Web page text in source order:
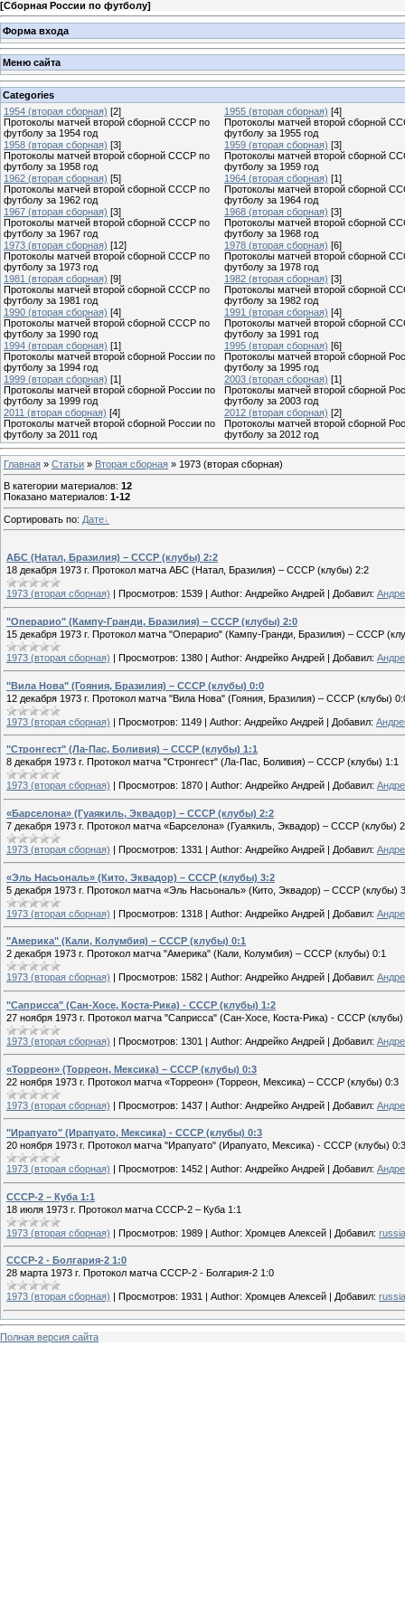
[Сборная России по футболу]
Форма входа
Меню сайта
Categories
1954 (вторая сборная) [2]
Протоколы матчей второй сборной СССР по
футболу за 1954 год
1955 (вторая сборная) [4]
Протоколы матчей второй сборной
футболу за 1955 год
1958 (вторая сборная) [3]
Протоколы матчей второй сборной СССР по
футболу за 1958 год
1959 (вторая сборная) [3]
Протоколы матчей второй сборной
футболу за 1959 год
1962 (вторая сборная) [5]
Протоколы матчей второй сборной СССР по
футболу за 1962 год
1964 (вторая сборная) [1]
Протоколы матчей второй сборной
футболу за 1964 год
1967 (вторая сборная) [3]
Протоколы матчей второй сборной СССР по
футболу за 1967 год
1968 (вторая сборная) [3]
Протоколы матчей второй сборной
футболу за 1968 год
1973 (вторая сборная) [12]
Протоколы матчей второй сборной СССР по
футболу за 1973 год
1978 (вторая сборная) [6]
Протоколы матчей второй сборной
футболу за 1978 год
1981 (вторая сборная) [9]
Протоколы матчей второй сборной СССР по
футболу за 1981 год
1982 (вторая сборная) [3]
Протоколы матчей второй сборной
футболу за 1982 год
1990 (вторая сборная) [4]
Протоколы матчей второй сборной СССР по
футболу за 1990 год
1991 (вторая сборная) [4]
Протоколы матчей второй сборной
футболу за 1991 год
1994 (вторая сборная) [1]
Протоколы матчей второй сборной России по
футболу за 1994 год
1995 (вторая сборная) [6]
Протоколы матчей второй сборной
футболу за 1995 год
1999 (вторая сборная) [1]
Протоколы матчей второй сборной России по
футболу за 1999 год
2003 (вторая сборная) [1]
Протоколы матчей второй сборной
футболу за 2003 год
2011 (вторая сборная) [4]
Протоколы матчей второй сборной России по
футболу за 2011 год
2012 (вторая сборная) [2]
Протоколы матчей второй сборной
футболу за 2012 год
Главная » Статьи » Вторая сборная » 1973 (вторая сборная)
В категории материалов: 12
Показано материалов: 1-12
Сортировать по: Дате
АБС (Натал, Бразилия) – СССР (клубы) 2:2
18 декабря 1973 г. Протокол матча АБС (Натал, Бразилия) – СССР (клубы) 2:2
1973 (вторая сборная) Просмотров: 1539 Author: Андрейко Андрей Добавил:
"Операрио" (Кампу-Гранди, Бразилия) – СССР (клубы) 2:0
15 декабря 1973 г. Протокол матча "Операрио" (Кампу-Гранди, Бразилия) – СССР
1973 (вторая сборная) | Просмотров: 1380 | Author: Андрейко Андрей | Добавил:
"Вила Нова" (Гояния, Бразилия) – СССР (клубы) 0:0
12 декабря 1973 г. Протокол матча "Вила Нова" (Гояния, Бразилия) – СССР (клубы)
1973 (вторая сборная) | Просмотров: 1149 | Author: Андрейко Андрей | Добавил:
"Стронгест" (Ла-Пас, Боливия) – СССР (клубы) 1:1
8 декабря 1973 г. Протокол матча "Стронгест" (Ла-Пас, Боливия) – СССР (клубы) 1:1
1973 (вторая сборная) Просмотров: 1870 Author: Андрейко Андрей Добавил:
«Барселона» (Гуаякиль, Эквадор) – СССР (клубы) 2:2
7 декабря 1973 г. Протокол матча «Барселона» (Гуаякиль, Эквадор) – СССР (клубы)
1973 (вторая сборная) | Просмотров: 1331 | Author: Андрейко Андрей | Добавил:
«Эль Насьональ» (Кито, Эквадор) – СССР (клубы) 3:2
5 декабря 1973 г. Протокол матча «Эль Насьональ» (Кито, Эквадор) – СССР (клубы)
1973 (вторая сборная) | Просмотров: 1318 | Author: Андрейко Андрей | Добавил:
"Америка" (Кали, Колумбия) – СССР (клубы) 0:1
2 декабря 1973 г. Протокол матча "Америка" (Кали, Колумбия) – СССР (клубы) 0:1
1973 (вторая сборная) Просмотров: 1582 Author: Андрейко Андрей Добавил:
"Саприсса" (Сан-Хосе, Коста-Рика) - СССР (клубы) 1:2
27 ноября 1973 г. Протокол матча "Саприсса" (Сан-Хосе, Коста-Рика) - СССР (клубы)
1973 (вторая сборная) | Просмотров: 1301 | Author: Андрейко Андрей | Добавил:
«Торреон» (Торреон, Мексика) – СССР (клубы) 0:3
22 ноября 1973 г. Протокол матча «Торреон» (Торреон, Мексика) – СССР (клубы) 0:3
1973 (вторая сборная) | Просмотров: 1437 | Author: Андрейко Андрей | Добавил:
"Ирапуато" (Ирапуато, Мексика) - СССР (клубы) 0:3
20 ноября 1973 г. Протокол матча "Ирапуато" (Ирапуато, Мексика) - СССР (клубы) 0:3
1973 (вторая сборная) | Просмотров: 1452 | Author: Андрейко Андрей | Добавил:
СССР-2 – Куба 1:1
18 июля 1973 г. Протокол матча СССР-2 – Куба 1:1
1973 (вторая сборная) | Просмотров: 1989 | Author: Хромцев Алексей | Добавил:
СССР-2 - Болгария-2 1:0
28 марта 1973 г. Протокол матча СССР-2 - Болгария-2 1:0
1973 (вторая сборная) Просмотров: 1931 Author: Хромцев Алексей Добавил:
Полная версия сайта